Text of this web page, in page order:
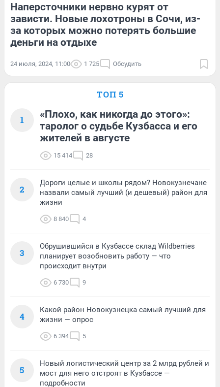
Наперсточники нервно курят от
зависти. Новые лохотроны в Сочи, из-
за которых можно потерять большие
деньги на отдыхе
24 июля, 2024, 11:00 1 725 Обсудить
ТОП 5
1
«Плохо, как никогда до этого»:
таролог о судьбе Кузбасса и его
жителей в августе
15 414 28
2
Дороги целые и школы рядом? Новокузнечане
назвали самый лучший (и дешевый) район для
жизни
8 840 4
3
Обрушившийся в Кузбассе склад Wildberries
планирует возобновить работу — что
происходит внутри
6 730 9
4
Какой район Новокузнецка самый лучший для
жизни — опрос
6 394 5
5
Новый логистический центр за 2 млрд рублей и
мост для него отстроят в Кузбассе —
подробности